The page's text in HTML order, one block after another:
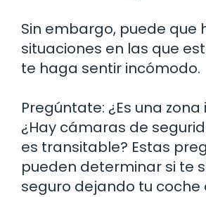
Sin embargo, puede que
situaciones en las que
te haga sentir incómodo.
Pregúntate: ¿Es una
¿Hay cámaras de
es transitable? Estas
pueden determinar si te
seguro dejando tu coche